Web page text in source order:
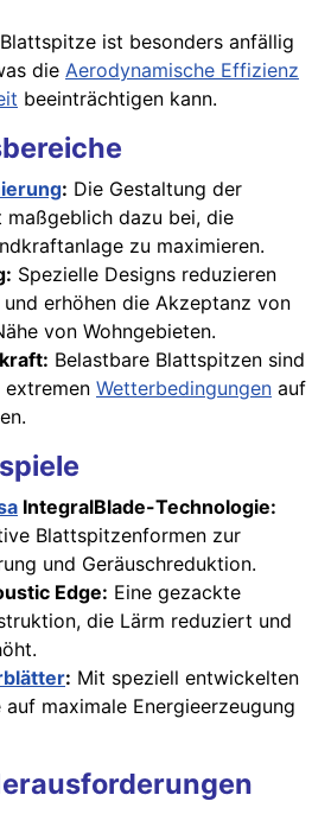
ist besonders anfällig
die Aerodynamische Effizienz
beeinträchtigen kann.
: Die Gestaltung der
dazu bei, die
zu maximieren.
Spezielle Designs reduzieren
erhöhen die Akzeptanz von
von Wohngebieten.
Belastbare Blattspitzen sind
Wetterbedingungen auf
IntegralBlade-Technologie:
Blattspitzenformen zur
und Geräuschreduktion.
Edge: Eine gezackte
die Lärm reduziert und
: Mit speziell entwickelten
maximale Energieerzeugung